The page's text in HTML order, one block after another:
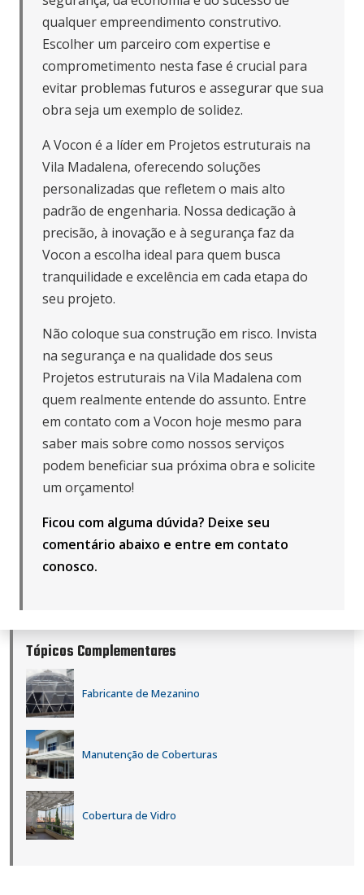
qualquer empreendimento construtivo.
Escolher um parceiro com expertise e
comprometimento nesta fase é crucial para
evitar problemas futuros e assegurar que sua
obra seja um exemplo de solidez.
A Vocon é a líder em Projetos estruturais na
Vila Madalena, oferecendo soluções
personalizadas que refletem o mais alto
padrão de engenharia. Nossa dedicação à
precisão, à inovação e à segurança faz da
Vocon a escolha ideal para quem busca
tranquilidade e excelência em cada etapa do
seu projeto.
Não coloque sua construção em risco. Invista
na segurança e na qualidade dos seus
Projetos estruturais na Vila Madalena com
quem realmente entende do assunto. Entre
em contato com a Vocon hoje mesmo para
saber mais sobre como nossos serviços
podem beneficiar sua próxima obra e solicite
um orçamento!
Ficou com alguma dúvida? Deixe seu
comentário abaixo e entre em contato
conosco.
Tópicos Complementares
Fabricante de Mezanino
Manutenção de Coberturas
Cobertura de Vidro